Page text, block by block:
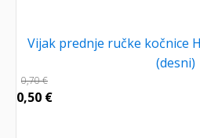
Vijak prednje ručke kočnice
(desni)
0,70€
0,50 €